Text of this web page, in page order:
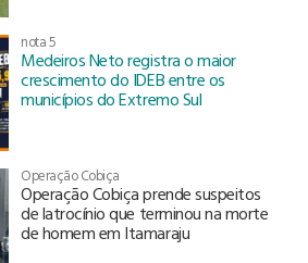
nota 5
Medeiros Neto registra o maior
crescimento do IDEB entre os
municípios do Extremo Sul
Operação Cobiça
Operação Cobiça prende suspeitos
de latrocínio que terminou na morte
de homem em Itamaraju